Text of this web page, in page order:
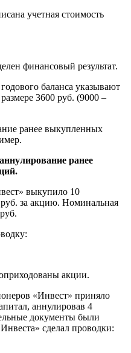
учетная стоимость
финансовый результат.
баланса указывают
3600 руб. (9000 –
ранее выкупленных
ранее
выкупило 10
за акцию. Номинальная
акции.
«Инвест» приняло
аннулировав 4
документы были
сделал проводки: